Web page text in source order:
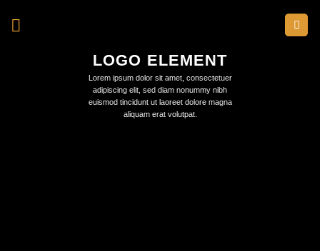
LOGO ELEMENT
Lorem ipsum dolor sit amet, consectetuer
adipiscing elit, sed diam nonummy nibh
euismod tincidunt ut laoreet dolore magna
aliquam erat volutpat.